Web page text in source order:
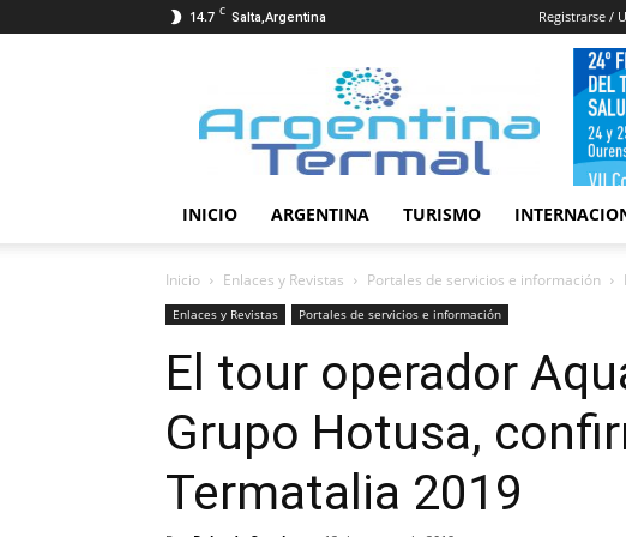
14.7 C Salta,Argentina Registrarse /
INICIO ARGENTINA TURISMO
Inicio Enlaces y Revistas Portales de servicios e información
Enlaces y Revistas Portales de servicios e información
El tour operador
Grupo Hotusa,
Termatalia 2019